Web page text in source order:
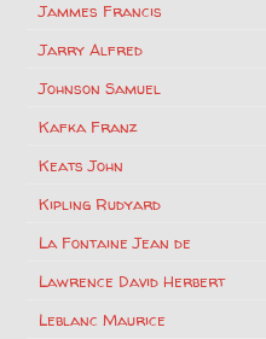
Jammes Francis
Jarry Alfred
Johnson Samuel
Kafka Franz
Keats John
Kipling Rudyard
La Fontaine Jean de
Lawrence David Herbert
Leblanc Maurice